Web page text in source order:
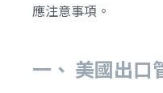
應注意事項。
一、 美國出口